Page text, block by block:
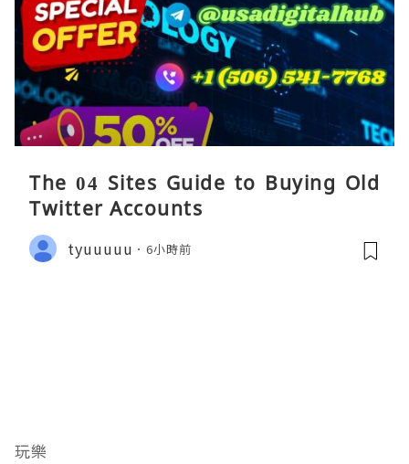
The 04 Sites Guide to Buying Old
Twitter Accounts
tyuuuuu 6小時前
玩樂